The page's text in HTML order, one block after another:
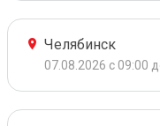
Челябинск
07.08.2026 с 09:00